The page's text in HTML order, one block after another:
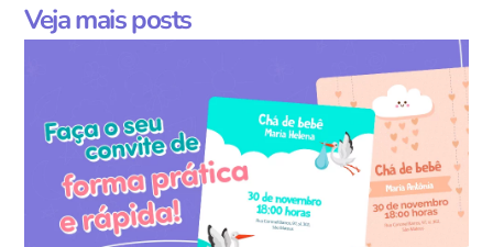
Veja mais posts